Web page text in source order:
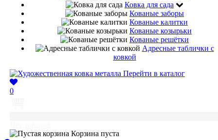
Ковка для сада
Кованые заборы
Кованые калитки
Кованые козырьки
Кованые решётки
Адресные таблички с
ковкой
Перейти в каталог
0
Корзина пуста